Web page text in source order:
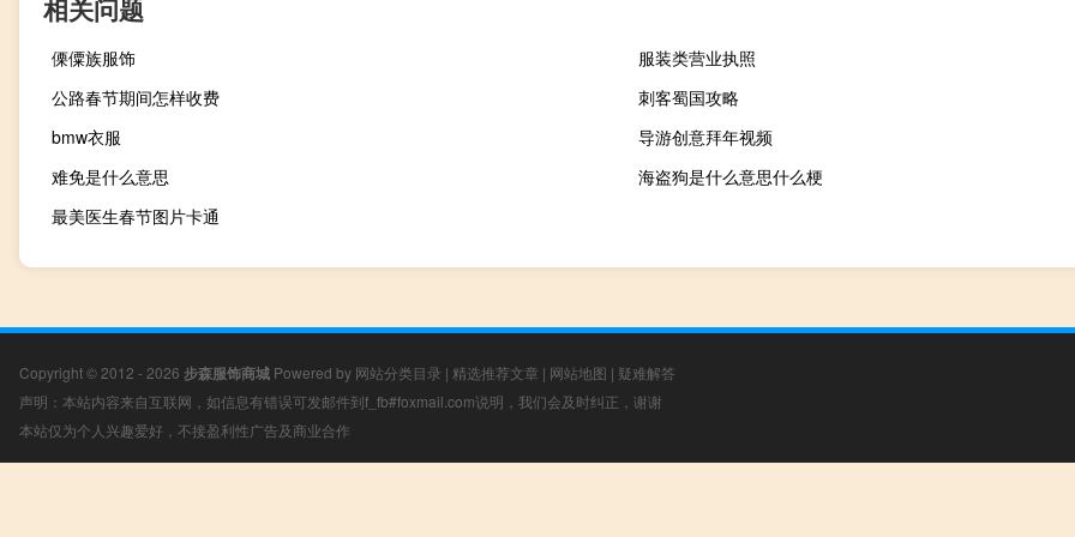
相关问题
傈僳族服饰
服装类营业执照
公路春节期间怎样收费
刺客蜀国攻略
bmw衣服
导游创意拜年视频
难免是什么意思
海盗狗是什么意思什么梗
最美医生春节图片卡通
Copyright © 2012 - 2026 步森服饰商城 Powered by 网站分类目录 | 精选推荐文章 | 网站地图 | 疑难解答
声明：本站内容来自互联网，如信息有错误可发邮件到f_fb#foxmail.com说明，我们会及时纠正，谢谢
本站仅为个人兴趣爱好，不接盈利性广告及商业合作